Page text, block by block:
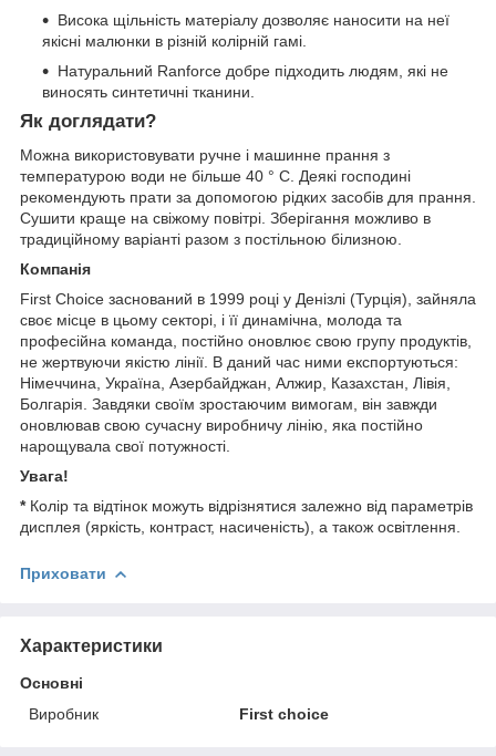
Висока щільність матеріалу дозволяє наносити на неї
якісні малюнки в різній колірній гамі.
Натуральний Ranforce добре підходить людям, які не
виносять синтетичні тканини.
Як доглядати?
Можна використовувати ручне і машинне прання з
температурою води не більше 40 ° C. Деякі господині
рекомендують прати за допомогою рідких засобів для прання.
Сушити краще на свіжому повітрі. Зберігання можливо в
традиційному варіанті разом з постільною білизною.
Компанія
First Choice заснований в 1999 році у Денізлі (Турція), зайняла
своє місце в цьому секторі, і її динамічна, молода та
професійна команда, постійно оновлює свою групу продуктів,
не жертвуючи якістю лінії. В даний час ними експортуються:
Німеччина, Україна, Азербайджан, Алжир, Казахстан, Лівія,
Болгарія. Завдяки своїм зростаючим вимогам, він завжди
оновлював свою сучасну виробничу лінію, яка постійно
нарощувала свої потужності.
Увага!
* Колір та відтінок можуть відрізнятися залежно від параметрів
дисплея (яркість, контраст, насиченість), а також освітлення.
Приховати
Характеристики
Основні
Виробник
First choice